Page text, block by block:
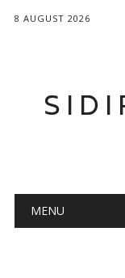
8 AUGUST 2026
Main
MENU